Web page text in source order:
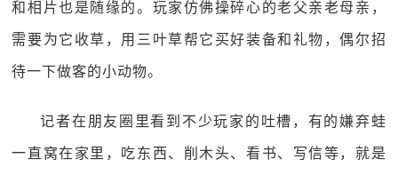
和相片也是随缘的。玩家仿佛操碎心的老父亲老母亲，
需要为它收草，用三叶草帮它买好装备和礼物，偶尔招
待一下做客的小动物。
记者在朋友圈里看到不少玩家的吐槽，有的嫌弃蛙
一直窝在家里，吃东西、削木头、看书、写信等，就是